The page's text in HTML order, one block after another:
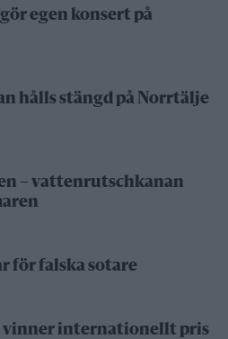
egen konsert på
hålls stängd på Norrtälje
– vattenrutschkanan
för falska sotare
internationellt pris